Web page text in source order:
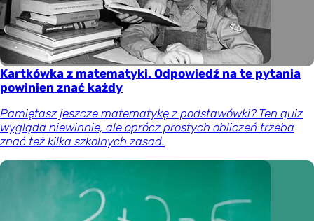
Kartkówka z matematyki. Odpowiedź na te pytania
powinien znać każdy
Pamiętasz jeszcze matematykę z podstawówki? Ten quiz
wygląda niewinnie, ale oprócz prostych obliczeń trzeba
znać też kilka szkolnych zasad.